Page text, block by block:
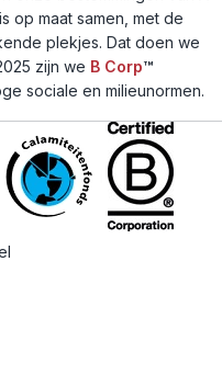
op maat samen, met de
plekjes. Dat doen we
zijn we B Corp™
sociale en milieunormen.